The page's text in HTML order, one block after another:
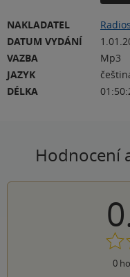
NAKLADATEL
DATUM VYDÁNÍ
VAZBA
Mp3
JAZYK
DÉLKA
Hodnocení
0